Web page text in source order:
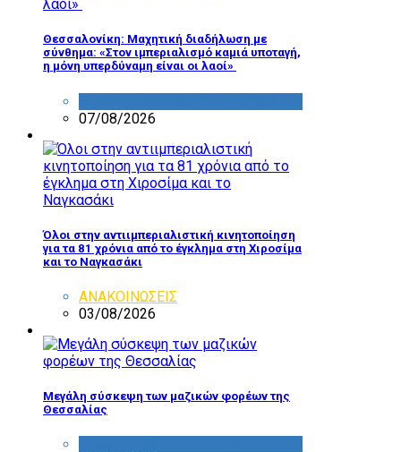
Θεσσαλονίκη: Μαχητική διαδήλωση με
σύνθημα: «Στον ιμπεριαλισμό καμιά υποταγή,
η μόνη υπερδύναμη είναι οι λαοί»
07/08/2026
Όλοι στην αντιιμπεριαλιστική κινητοποίηση
για τα 81 χρόνια από το έγκλημα στη Χιροσίμα
και το Ναγκασάκι
ΑΝΑΚΟΙΝΩΣΕΙΣ
03/08/2026
Μεγάλη σύσκεψη των μαζικών φορέων της
Θεσσαλίας